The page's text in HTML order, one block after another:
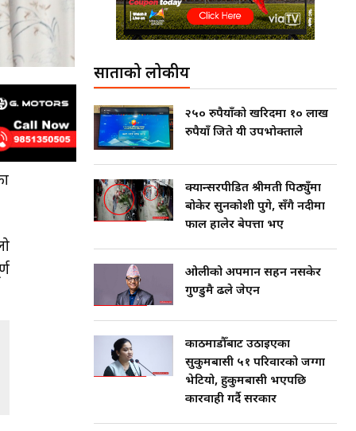
साताको लोकप्रीय
२५० रुपैयाँको खरिदमा १० लाख
रुपैयाँ जिते यी उपभोक्ताले
क्यान्सरपीडित श्रीमती पिठ्युँमा
बोकेर सुनकोशी पुगे, सँगै नदीमा
फाल हालेर बेपत्ता भए
ओलीको अपमान सहन नसकेर
गुण्डुमै ढले जेएन
काठमाडौँबाट उठाइएका
सुकुमबासी ५१ परिवारको जग्गा
भेटियो, हुकुमबासी भएपछि
कारवाही गर्दै सरकार